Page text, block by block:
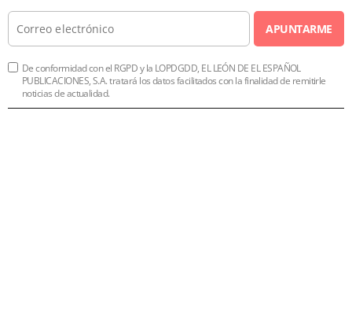
APUNTARME
De conformidad con el RGPD y la LOPDGDD, EL LEÓN DE EL ESPAÑOL
PUBLICACIONES, S.A. tratará los datos facilitados con la finalidad de remitirle
noticias de actualidad.